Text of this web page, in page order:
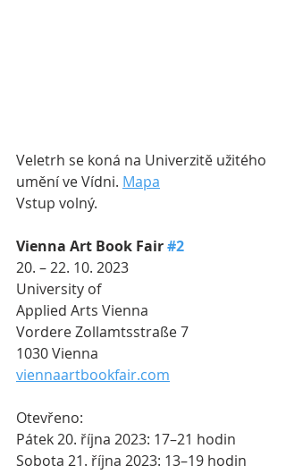
Veletrh se koná na Univerzitě užitého
umění ve Vídni. Mapa
Vstup volný.
Vienna Art Book Fair #2
20. – 22. 10. 2023
University of
Applied Arts Vienna
Vordere Zollamtsstraße 7
1030 Vienna
viennaartbookfair.com
Otevřeno:
Pátek 20. října 2023: 17–21 hodin
Sobota 21. října 2023: 13–19 hodin